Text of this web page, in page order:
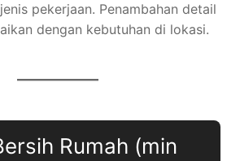
pekerjaan. Penambahan detail
dengan kebutuhan di lokasi.
Rumah (min